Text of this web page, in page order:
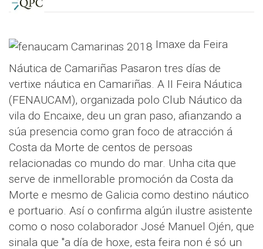
Imaxe da Feira
Náutica de Camariñas Pasaron tres días de
vertixe náutica en Camariñas. A II Feira Náutica
(FENAUCAM), organizada polo Club Náutico da
vila do Encaixe, deu un gran paso, afianzando a
súa presencia como gran foco de atracción á
Costa da Morte de centos de persoas
relacionadas co mundo do mar. Unha cita que
serve de inmellorable promoción da Costa da
Morte e mesmo de Galicia como destino náutico
e portuario. Así o confirma algún ilustre asistente
como o noso colaborador José Manuel Ojén, que
sinala que "a día de hoxe, esta feira non é só un